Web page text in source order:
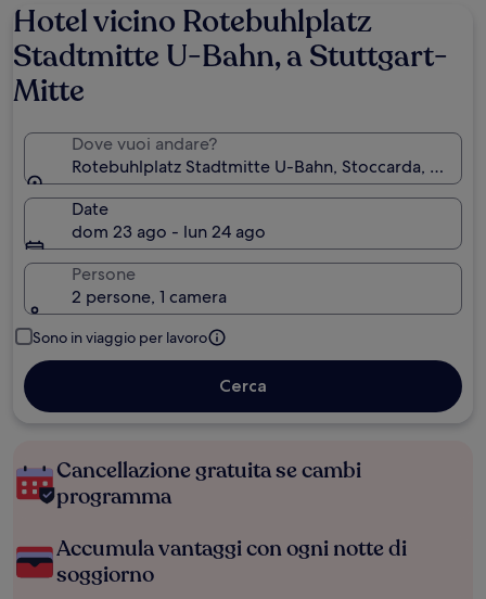
Hotel vicino Rotebuhlplatz
Stadtmitte U-Bahn, a Stuttgart-
Mitte
Dove vuoi andare?
Rotebuhlplatz Stadtmitte U-Bahn, Stoccarda,
Date
dom 23 ago - lun 24 ago
Persone
2 persone, 1 camera
Sono in viaggio per lavoro
Cerca
Cancellazione gratuita se cambi
programma
Accumula vantaggi con ogni notte di
soggiorno